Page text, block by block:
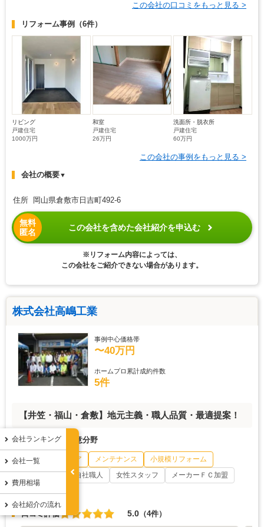
会社ランキング
会社一覧
費用相場
会社紹介の流れ
この会社の口コミをもっと見る >
リフォーム事例 （6件）
リビング
戸建住宅
1000万円
和室
戸建住宅
26万円
洗面所・脱衣所
戸建住宅
60万円
この会社の事例をもっと見る >
会社の概要▼
住所 岡山県倉敷市日吉町492-6
無料
匿名
この会社を含めた会社紹介を申込む
※リフォーム内容によっては、
この会社をご紹介できない場合があります。
株式会社高嶋工業
事例中心価格帯
〜40万円
ホームプロ累計成約件数
5件
【井笠・福山・倉敷】地元主義・職人品質・最適提案！
会社の特徴・得意分野
外構・エクステリア メンテナンス
小規模リフォーム
自社職人 女性スタッフ
メーカーＦＣ加盟
口コミ評価 5.0 （4件）